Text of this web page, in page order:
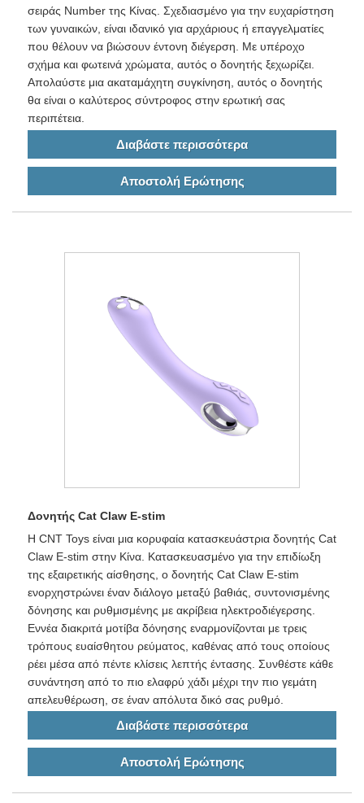
σειράς Number της Κίνας. Σχεδιασμένο για την ευχαρίστηση
των γυναικών, είναι ιδανικό για αρχάριους ή επαγγελματίες
που θέλουν να βιώσουν έντονη διέγερση. Με υπέροχο
σχήμα και φωτεινά χρώματα, αυτός ο δονητής ξεχωρίζει.
Απολαύστε μια ακαταμάχητη συγκίνηση, αυτός ο δονητής
θα είναι ο καλύτερος σύντροφος στην ερωτική σας
περιπέτεια.
Διαβάστε περισσότερα
Αποστολή Ερώτησης
Δονητής Cat Claw E-stim
Η CNT Toys είναι μια κορυφαία κατασκευάστρια δονητής Cat
Claw E-stim στην Κίνα. Κατασκευασμένο για την επιδίωξη
της εξαιρετικής αίσθησης, ο δονητής Cat Claw E-stim
ενορχηστρώνει έναν διάλογο μεταξύ βαθιάς, συντονισμένης
δόνησης και ρυθμισμένης με ακρίβεια ηλεκτροδιέγερσης.
Εννέα διακριτά μοτίβα δόνησης εναρμονίζονται με τρεις
τρόπους ευαίσθητου ρεύματος, καθένας από τους οποίους
ρέει μέσα από πέντε κλίσεις λεπτής έντασης. Συνθέστε κάθε
συνάντηση από το πιο ελαφρύ χάδι μέχρι την πιο γεμάτη
απελευθέρωση, σε έναν απόλυτα δικό σας ρυθμό.
Διαβάστε περισσότερα
Αποστολή Ερώτησης